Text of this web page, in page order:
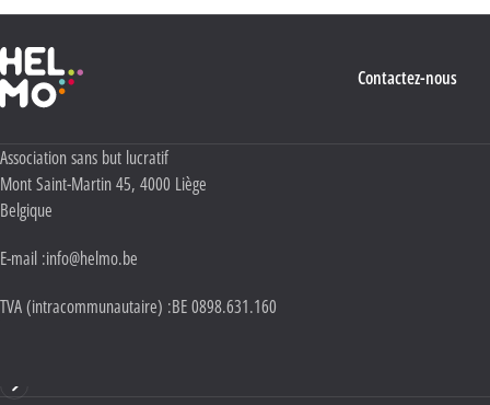
Haute École Libre Mosane
Contactez-nous
Adresse :
Association sans but lucratif
Mont Saint-Martin 45, 4000 Liège
Belgique
E-mail :info@helmo.be
TVA (intracommunautaire) :BE 0898.631.160